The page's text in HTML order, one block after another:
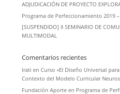
ADJUDICACIÓN DE PROYECTO
Programa de Perfeccionamiento 2019
[SUSPENDIDO] II SEMINARIO DE
MULTIMODAL
Comentarios recientes
Irati en Curso «El Diseño Universal
Contexto del Modelo Curricular
Fundación Aporteen Programa de